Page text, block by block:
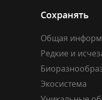
Сохранять
Общая
Редкие и
Экосистема